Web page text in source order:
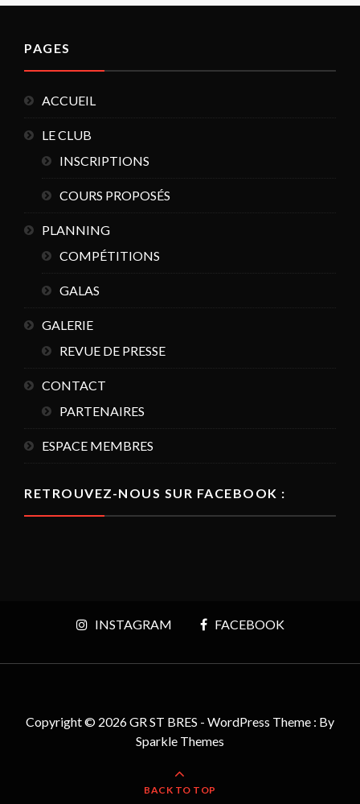
PAGES
ACCUEIL
LE CLUB
INSCRIPTIONS
COURS PROPOSÉS
PLANNING
COMPÉTITIONS
GALAS
GALERIE
REVUE DE PRESSE
CONTACT
PARTENAIRES
ESPACE MEMBRES
RETROUVEZ-NOUS SUR FACEBOOK :
INSTAGRAM FACEBOOK
Copyright © 2026 GR ST BRES - WordPress Theme : By
Sparkle Themes
BACK TO TOP